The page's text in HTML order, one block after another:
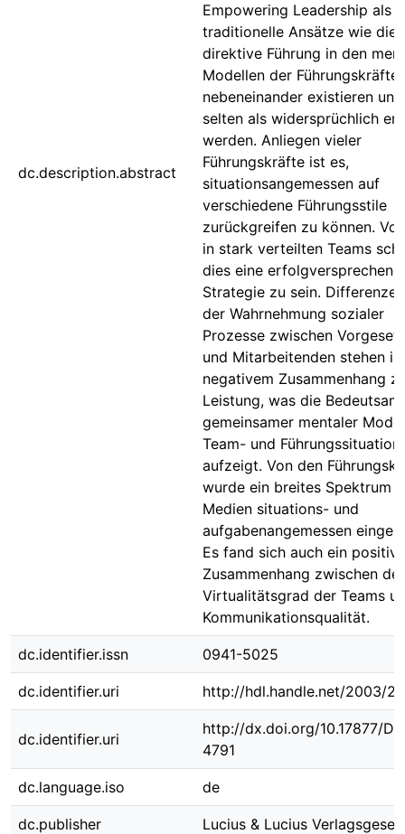
dc.description.abstract
Empowering Leadership als
traditionelle Ansätze wie die
direktive Führung in den
Modellen der Führungskräfte
nebeneinander existieren und
selten als widersprüchlich
werden. Anliegen vieler
Führungskräfte ist es,
situationsangemessen auf
verschiedene Führungsstile
zurückgreifen zu können.
in stark verteilten Teams
dies eine
Strategie zu sein.
der Wahrnehmung sozialer
Prozesse zwischen
und Mitarbeitenden stehen in
negativem Zusammenhang
Leistung, was die
gemeinsamer mentaler
Team- und Führungssituation
aufzeigt. Von den
wurde ein breites Spektrum
Medien situations- und
aufgabenangemessen
Es fand sich auch ein
Zusammenhang zwischen
Virtualitätsgrad der Teams
Kommunikationsqualität.
dc.identifier.issn 0941-5025
dc.identifier.uri http://hdl.handle.net/2003/
dc.identifier.uri
http://dx.doi.org/10.17877/
4791
dc.language.iso de
dc.publisher Lucius & Lucius